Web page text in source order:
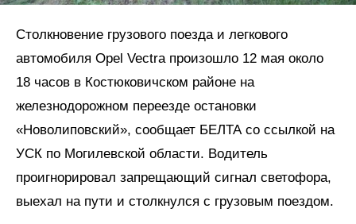
Столкновение грузового поезда и легкового
автомобиля Opel Vectra произошло 12 мая около
18 часов в Костюковичском районе на
железнодорожном переезде остановки
«Новолиповский», сообщает БЕЛТА со ссылкой на
УСК по Могилевской области. Водитель
проигнорировал запрещающий сигнал светофора,
выехал на пути и столкнулся с грузовым поездом.